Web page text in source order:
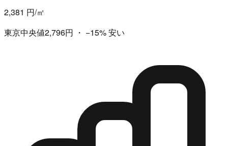
2,381 円/㎡
東京中央値2,796円 ・ −15%安い